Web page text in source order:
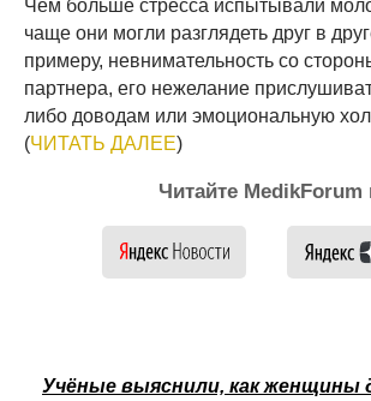
Чем больше стресса испытывали
чаще они могли разглядеть друг в
примеру, невнимательность со
партнера, его нежелание
либо доводам или эмоциональную
(ЧИТАТЬ ДАЛЕЕ)
Читайте MedikForum
Учёные выяснили, как женщины